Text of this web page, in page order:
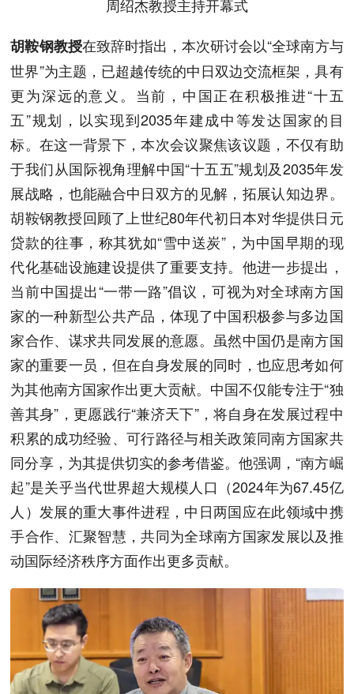
周绍杰教授主持开幕式
胡鞍钢教授在致辞时指出，本次研讨会以“全球南方与
世界”为主题，已超越传统的中日双边交流框架，具有
更为深远的意义。当前，中国正在积极推进“十五
五”规划，以实现到2035年建成中等发达国家的目
标。在这一背景下，本次会议聚焦该议题，不仅有助
于我们从国际视角理解中国“十五五”规划及2035年发
展战略，也能融合中日双方的见解，拓展认知边界。
胡鞍钢教授回顾了上世纪80年代初日本对华提供日元
贷款的往事，称其犹如“雪中送炭”，为中国早期的现
代化基础设施建设提供了重要支持。他进一步提出，
当前中国提出“一带一路”倡议，可视为对全球南方国
家的一种新型公共产品，体现了中国积极参与多边国
家合作、谋求共同发展的意愿。虽然中国仍是南方国
家的重要一员，但在自身发展的同时，也应思考如何
为其他南方国家作出更大贡献。中国不仅能专注于“独
善其身”，更愿践行“兼济天下”，将自身在发展过程中
积累的成功经验、可行路径与相关政策同南方国家共
同分享，为其提供切实的参考借鉴。他强调，“南方崛
起”是关乎当代世界超大规模人口（2024年为67.45亿
人）发展的重大事件进程，中日两国应在此领域中携
手合作、汇聚智慧，共同为全球南方国家发展以及推
动国际经济秩序方面作出更多贡献。